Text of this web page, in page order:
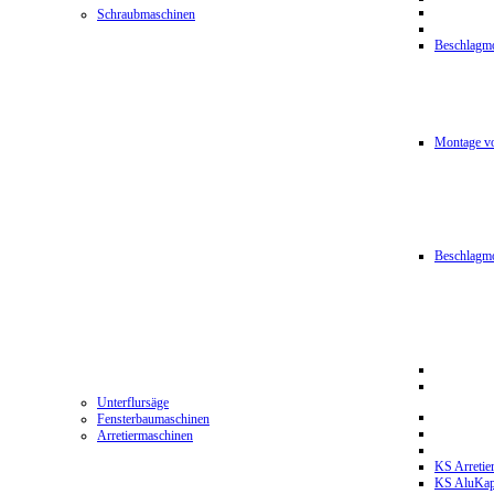
Schraubmaschinen
Montage
Unterflursäge
Fensterbaumaschinen
Arretiermaschinen
KS
KS